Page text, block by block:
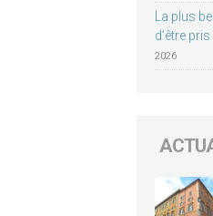
La plus
d’être
2026